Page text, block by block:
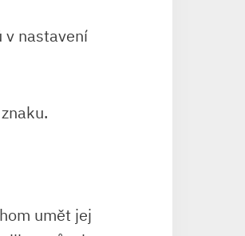
v nastavení
umět jej